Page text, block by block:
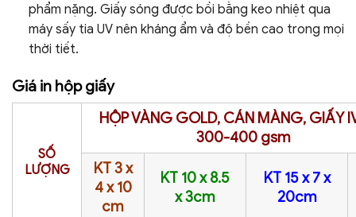
phẩm nặng. Giấy sóng được bồi bằng keo nhiệt qua
máy sấy tia UV nên kháng ẩm và độ bền cao trong mọi
thời tiết.
Giá in hộp giấy
SỐ
LƯỢNG
HỘP VÀNG GOLD, CÁN MÀNG, GIẤY
300-400 gsm
KT 3 x
4 x 10
cm
KT 10 x 8.5
x 3cm
KT 15 x 7 x
20cm